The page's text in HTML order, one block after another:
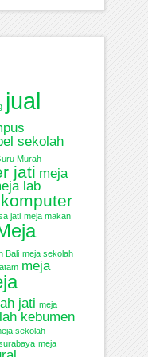
jual
sekolah
Murah
jati meja
lab
jati meja makan
Bali meja sekolah
meja
jati meja
kebumen
sekolah
meja